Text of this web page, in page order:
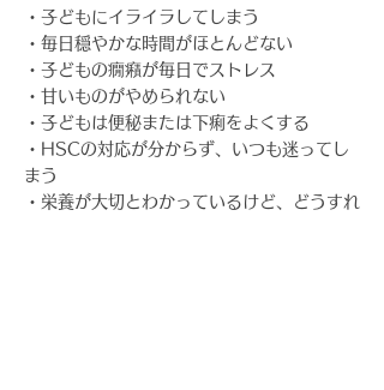
・子どもにイライラしてしまう
・毎日穏やかな時間がほとんどない
・子どもの癇癪が毎日でストレス
・甘いものがやめられない
・子どもは便秘または下痢をよくする
・HSCの対応が分からず、いつも迷ってし
まう
・栄養が大切とわかっているけど、どうすれ